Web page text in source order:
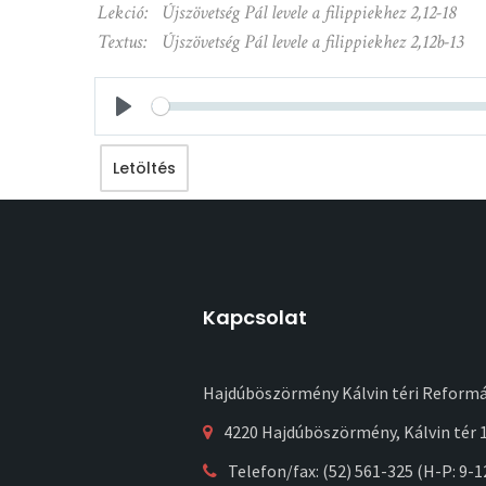
Lekció:
Újszövetség Pál levele a filippiekhez 2,12-18
Textus:
Újszövetség Pál levele a filippiekhez 2,12b-13
Seek
Letöltés
Kapcsolat
Hajdúböszörmény Kálvin téri
4220 Hajdúböszörmény, Kálvin tér
Telefon/fax: (52) 561-325 (H-P: 9-